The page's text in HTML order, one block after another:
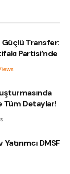
Transfer:
Partisi’nde
Tüm Detaylar!
Yatırımcı DMSF